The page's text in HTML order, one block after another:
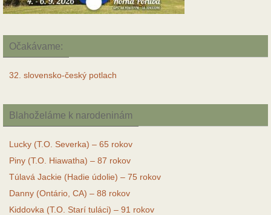
Očakávame:
32. slovensko-český potlach
Blahoželáme k narodeninám
Lucky (T.O. Severka) – 65 rokov
Piny (T.O. Hiawatha) – 87 rokov
Túlavá Jackie (Hadie údolie) – 75 rokov
Danny (Ontário, CA) – 88 rokov
Kiddovka (T.O. Starí tuláci) – 91 rokov